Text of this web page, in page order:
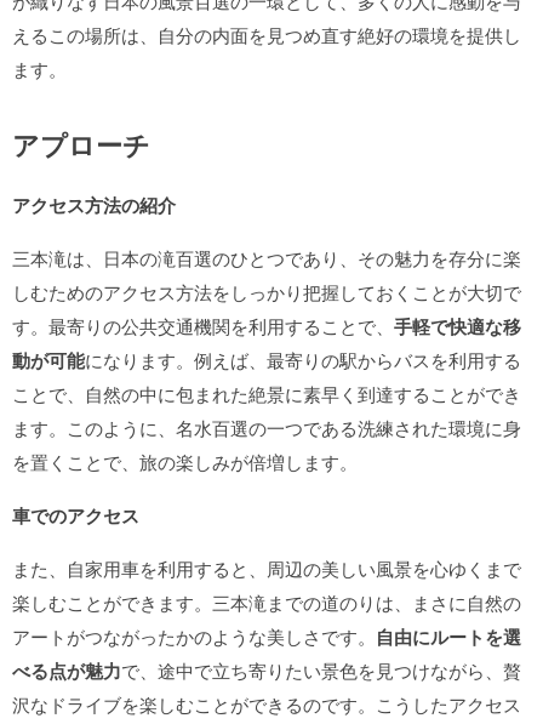
えるこの場所は、自分の内面を見つめ直す絶好の環境を提供し
ます。
アプローチ
アクセス方法の紹介
三本滝は、日本の滝百選のひとつであり、その魅力を存分に楽
しむためのアクセス方法をしっかり把握しておくことが大切で
す。最寄りの公共交通機関を利用することで、 手軽で快適な移
動が可能になります。例えば、最寄りの駅からバスを利用する
ことで、自然の中に包まれた絶景に素早く到達することができ
ます。このように、名水百選の一つである洗練された環境に身
を置くことで、旅の楽しみが倍増します。
車でのアクセス
また、自家用車を利用すると、周辺の美しい風景を心ゆくまで
楽しむことができます。三本滝までの道のりは、まさに自然の
アートがつながったかのような美しさです。 自由にルートを選
べる点が魅力で、途中で立ち寄りたい景色を見つけながら、贅
沢なドライブを楽しむことができるのです。こうしたアクセス